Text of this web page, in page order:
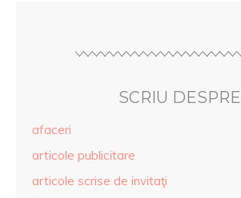
SCRIU DESPRE
afaceri
articole publicitare
articole scrise de invitaţi